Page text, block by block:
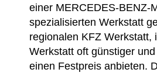
einer MERCEDES-BENZ-
spezialisierten Werkstatt
regionalen KFZ Werkstatt,
Werkstatt oft günstiger
einen Festpreis anbieten.